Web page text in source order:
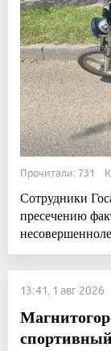
Прочитали: 731
Сотрудники
пресечению
13:41, 1 авг 2026